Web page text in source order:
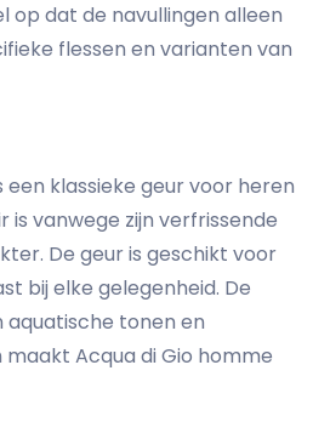
op dat de navullingen alleen
flessen en varianten van
een klassieke geur voor heren
is vanwege zijn verfrissende
De geur is geschikt voor
bij elke gelegenheid. De
tonen en
Acqua di Gio homme